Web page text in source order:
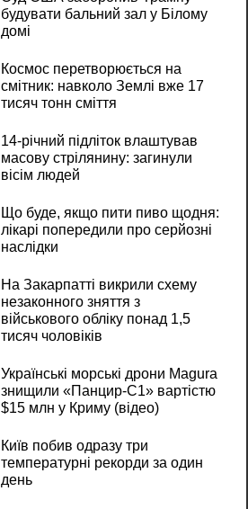
будувати бальний зал у Білому
домі
Космос перетворюється на
смітник: навколо Землі вже 17
тисяч тонн сміття
14-річний підліток влаштував
масову стрілянину: загинули
вісім людей
Що буде, якщо пити пиво щодня:
лікарі попередили про серйозні
наслідки
На Закарпатті викрили схему
незаконного зняття з
військового обліку понад 1,5
тисяч чоловіків
Українські морські дрони Magura
знищили «Панцир-С1» вартістю
$15 млн у Криму (відео)
Київ побив одразу три
температурні рекорди за один
день